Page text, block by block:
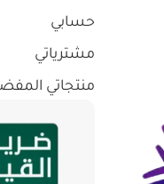
حسابي
مشترياتي
منتجاتي